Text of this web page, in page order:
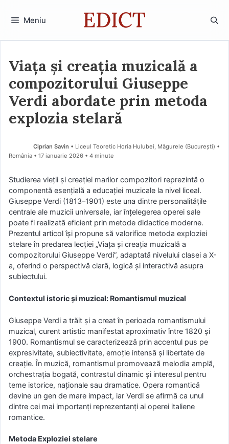
Meniu
Viața și creația muzicală a
compozitorului Giuseppe
Verdi abordate prin metoda
explozia stelară
Ciprian Savin • Liceul Teoretic Horia Hulubei, Măgurele (Bucureşti) •
România
17 ianuarie 2026 • 4 minute
Studierea vieții și creației marilor compozitori reprezintă o
componentă esențială a educației muzicale la nivel liceal.
Giuseppe Verdi (1813–1901) este una dintre personalitățile
centrale ale muzicii universale, iar înțelegerea operei sale
poate fi realizată eficient prin metode didactice moderne.
Prezentul articol își propune să valorifice metoda exploziei
stelare în predarea lecției „Viața și creația muzicală a
compozitorului Giuseppe Verdi”, adaptată nivelului clasei a X-
a, oferind o perspectivă clară, logică și interactivă asupra
subiectului.
Contextul istoric și muzical: Romantismul muzical
Giuseppe Verdi a trăit și a creat în perioada romantismului
muzical, curent artistic manifestat aproximativ între 1820 și
1900. Romantismul se caracterizează prin accentul pus pe
expresivitate, subiectivitate, emoție intensă și libertate de
creație. În muzică, romantismul promovează melodia amplă,
orchestrația bogată, contrastul dinamic și interesul pentru
teme istorice, naționale sau dramatice. Opera romantică
devine un gen de mare impact, iar Verdi se afirmă ca unul
dintre cei mai importanți reprezentanți ai operei italiene
romantice.
Metoda Exploziei stelare